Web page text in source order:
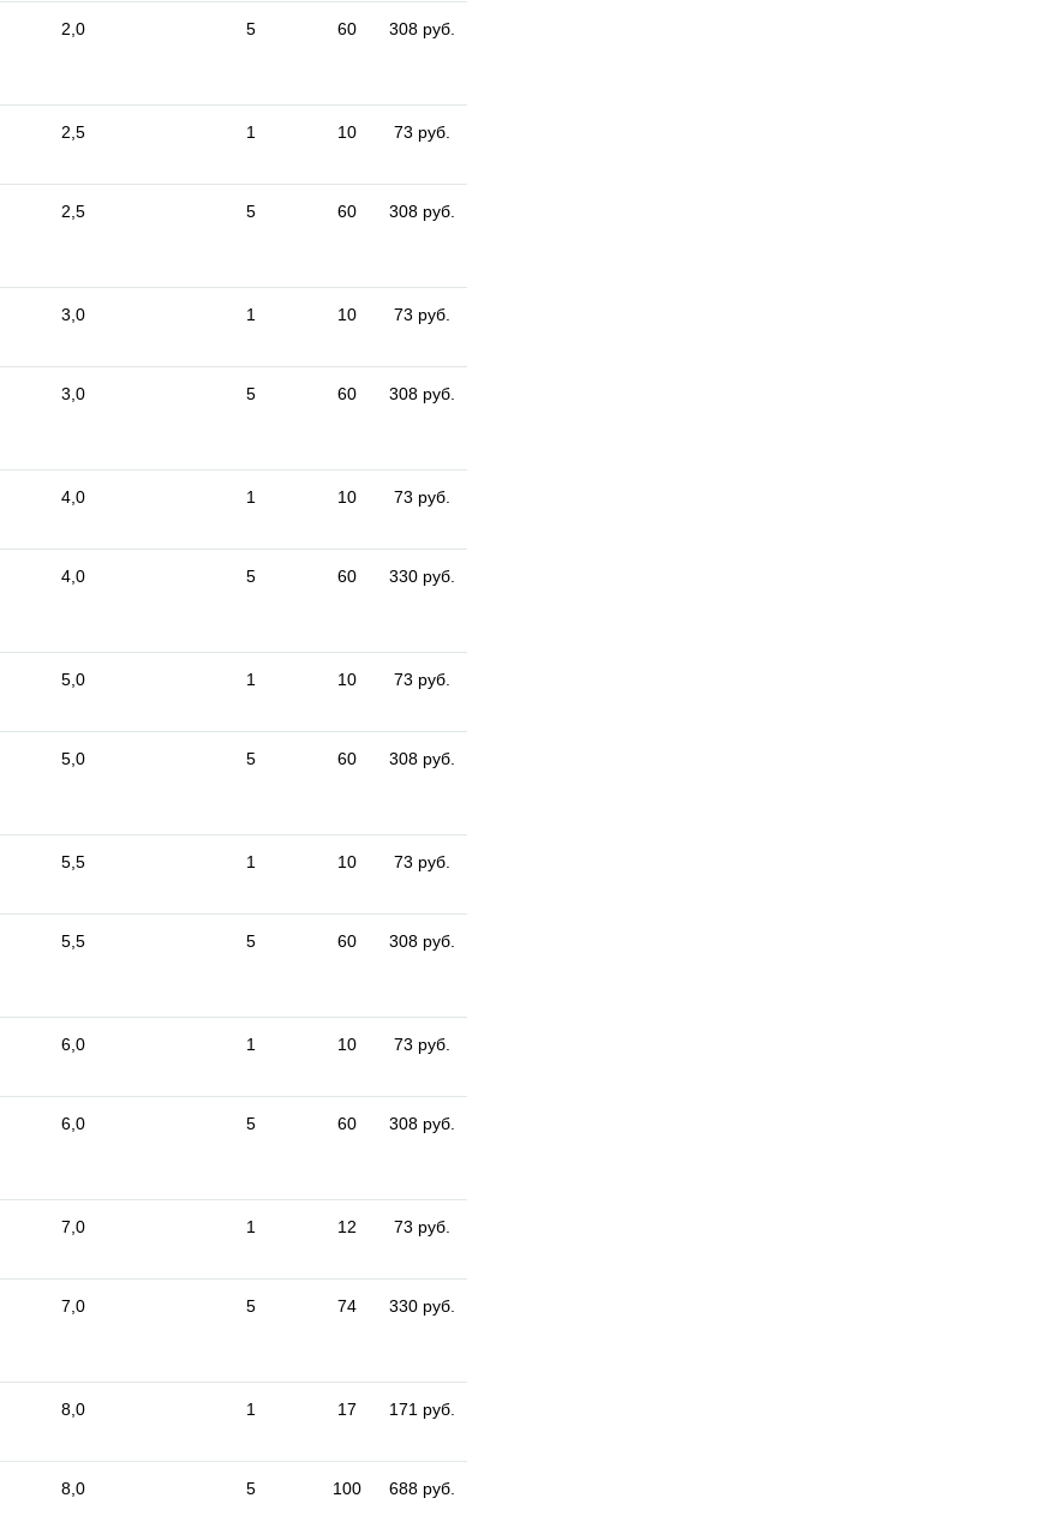
2,0 5 60 308 руб.
2,5 1 10 73 руб.
2,5 5 60 308 руб.
3,0 1 10 73 руб.
3,0 5 60 308 руб.
4,0 1 10 73 руб.
4,0 5 60 330 руб.
5,0 1 10 73 руб.
5,0 5 60 308 руб.
5,5 1 10 73 руб.
5,5 5 60 308 руб.
6,0 1 10 73 руб.
6,0 5 60 308 руб.
7,0 1 12 73 руб.
7,0 5 74 330 руб.
8,0 1 17 171 руб.
8,0 5 100 688 руб.